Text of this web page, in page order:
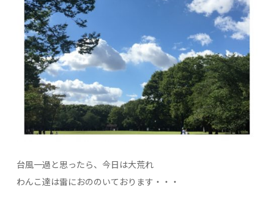
台風一過と思ったら、今日は大荒れ
わんこ達は雷におののいております・・・